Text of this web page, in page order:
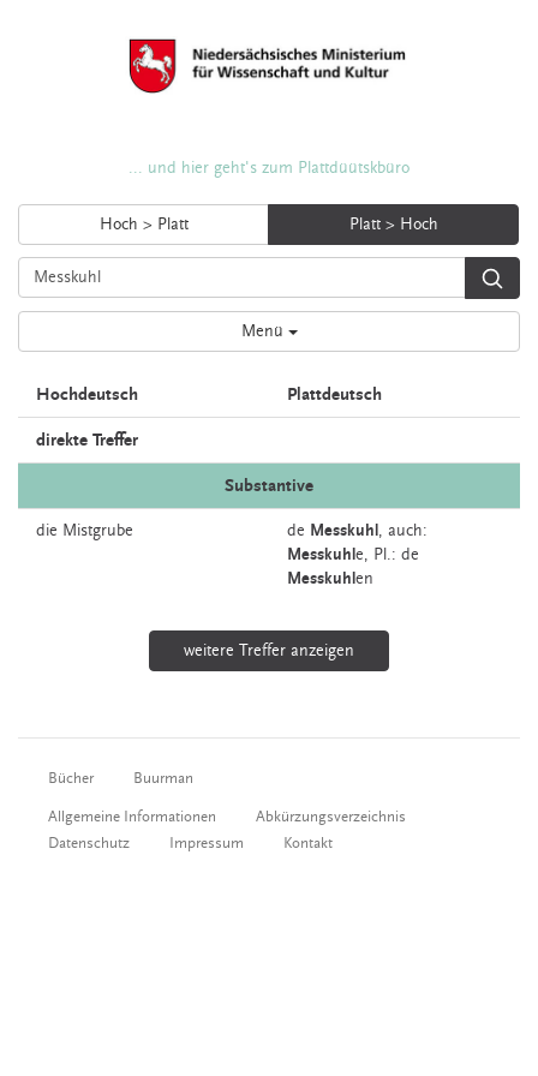
... und hier geht's zum Plattdüütskbüro
Hoch > Platt Platt > Hoch
Menü
Hochdeutsch Plattdeutsch
direkte Treffer
Substantive
die Mistgrube de Messkuhl , auch:
Messkuhl e, Pl.: de
Messkuhl en
weitere Treffer anzeigen
Bücher Buurman
Allgemeine Informationen
Abkürzungsverzeichnis
Datenschutz
Impressum Kontakt